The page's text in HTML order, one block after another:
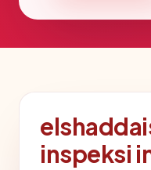
inspeksi